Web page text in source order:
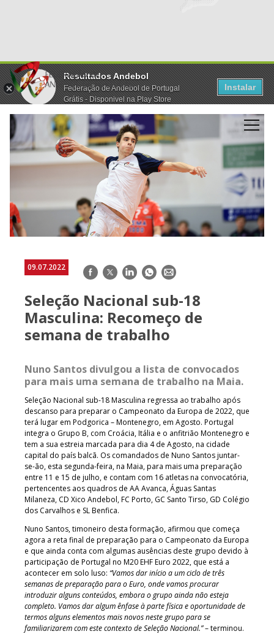
Resultados Andebol
Federação de Andebol de Portugal
Grátis - Disponivel na Play Store
Instalar
09.07.2022 Facebook
TwitterLinkedInWhatsApp
E-
Seleção Nacional sub-18
Masculina: Recomeço de
semana de trabalho
Nuno Santos divulgou a lista de convocados
para mais uma semana de trabalho na Maia.
Seleção Nacional sub-18 Masculina regressa ao trabalho após
descanso para preparar o Campeonato da Europa de 2022, que
terá lugar em Podgorica – Montenegro, em Agosto. Portugal
integra o Grupo B, com Croácia, Itália e o anfitrião Montenegro e
tem a sua estreia marcada para dia 4 de Agosto, na cidade
capital do país balcã. Os comandados de Nuno Santos juntar-
se-ão, esta segunda-feira, na Maia, para mais uma preparação
entre 11 e 15 de julho, e contam com 16 atletas na convocatória,
pertencentes aos quadros de AA Avanca, Águas Santas
Milaneza, CD Xico Andebol, FC Porto, GC Santo Tirso, GD Colégio
dos Carvalhos e SL Benfica.
Nuno Santos, timoneiro desta formação, afirmou que começa
agora a reta final de preparação para o Campeonato da Europa
e que ainda conta com algumas ausências deste grupo devido à
participação de Portugal no M20 EHF Euro 2022, que está a
acontecer em solo luso: “Vamos dar início a um ciclo de três
semanas de preparação para o Euro, onde vamos procurar
introduzir alguns conteúdos, embora o grupo ainda não esteja
completo. Vamos dar algum ênfase à parte física e oportunidade de
termos alguns elementos mais novos neste grupo para se
familiarizarem com este contexto de Seleção Nacional.”– terminou.